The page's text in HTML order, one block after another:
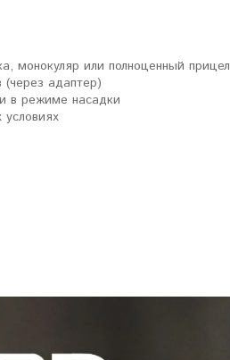
монокуляр или полноценный прицел
адаптер)
в режиме насадки